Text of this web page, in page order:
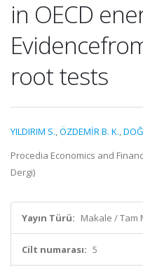
in OECD
root tests
YILDIRIM S.,ÖZDEMİR B. K.,
Procedia Economics and
Dergi)
Yayın Türü: Makale / Tam
Cilt numarası: 5